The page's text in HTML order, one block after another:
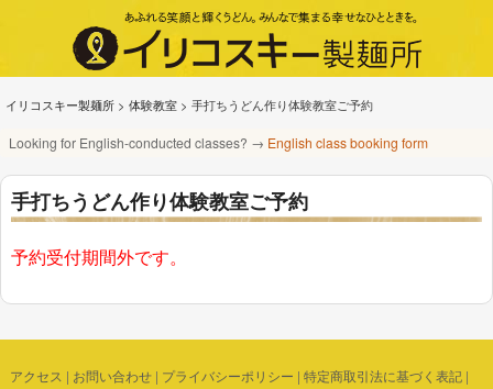
イリコスキー製麺所 > 体験教室 > 手打ちうどん作り体験教室ご予約
Looking for English-conducted classes? → English class booking form
手打ちうどん作り体験教室ご予約
予約受付期間外です。
アクセス | お問い合わせ| プライバシーポリシー | 特定商取引法に基づく表記|